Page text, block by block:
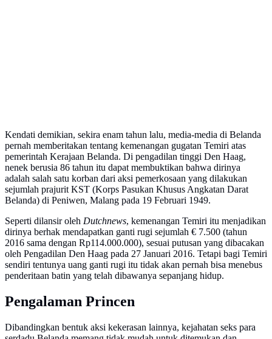
Kendati demikian, sekira enam tahun lalu, media-media di Belanda
pernah memberitakan tentang kemenangan gugatan Temiri atas
pemerintah Kerajaan Belanda. Di pengadilan tinggi Den Haag,
nenek berusia 86 tahun itu dapat membuktikan bahwa dirinya
adalah salah satu korban dari aksi pemerkosaan yang dilakukan
sejumlah prajurit KST (Korps Pasukan Khusus Angkatan Darat
Belanda) di Peniwen, Malang pada 19 Februari 1949.
Seperti dilansir oleh Dutchnews, kemenangan Temiri itu menjadikan
dirinya berhak mendapatkan ganti rugi sejumlah € 7.500 (tahun
2016 sama dengan Rp114.000.000), sesuai putusan yang dibacakan
oleh Pengadilan Den Haag pada 27 Januari 2016. Tetapi bagi Temiri
sendiri tentunya uang ganti rugi itu tidak akan pernah bisa menebus
penderitaan batin yang telah dibawanya sepanjang hidup.
Pengalaman Princen
Dibandingkan bentuk aksi kekerasan lainnya, kejahatan seks para